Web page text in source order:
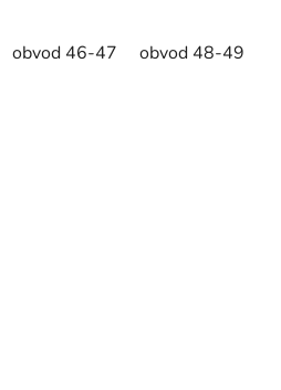
obvod 46-47 obvod 48-49